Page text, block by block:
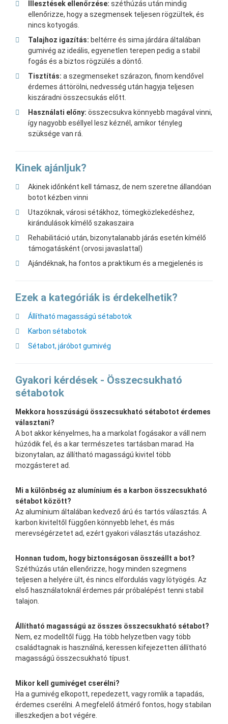
Illesztések ellenőrzése: széthúzás után mindig
ellenőrizze, hogy a szegmensek teljesen rögzültek, és
nincs kotyogás.
Talajhoz igazítás: beltérre és sima járdára általában
gumivég az ideális, egyenetlen terepen pedig a stabil
fogás és a biztos rögzülés a döntő.
Tisztítás: a szegmenseket szárazon, finom kendővel
érdemes áttörölni, nedvesség után hagyja teljesen
kiszáradni összecsukás előtt.
Használati előny: összecsukva könnyebb magával vinni,
így nagyobb eséllyel lesz kéznél, amikor tényleg
szüksége van rá.
Kinek ajánljuk?
Akinek időnként kell támasz, de nem szeretne állandóan
botot kézben vinni
Utazóknak, városi sétákhoz, tömegközlekedéshez,
kirándulások kímélő szakaszaira
Rehabilitáció után, bizonytalanabb járás esetén kímélő
támogatásként (orvosi javaslattal)
Ajándéknak, ha fontos a praktikum és a megjelenés is
Ezek a kategóriák is érdekelhetik?
Állítható magasságú sétabotok
Karbon sétabotok
Sétabot, járóbot gumivég
Gyakori kérdések - Összecsukható
sétabotok
Mekkora hosszúságú összecsukható sétabotot érdemes
választani?
A bot akkor kényelmes, ha a markolat fogásakor a váll nem
húzódik fel, és a kar természetes tartásban marad. Ha
bizonytalan, az állítható magasságú kivitel több
mozgásteret ad.
Mi a különbség az alumínium és a karbon összecsukható
sétabot között?
Az alumínium általában kedvező árú és tartós választás. A
karbon kiviteltől függően könnyebb lehet, és más
merevségérzetet ad, ezért gyakori választás utazáshoz.
Honnan tudom, hogy biztonságosan összeállt a bot?
Széthúzás után ellenőrizze, hogy minden szegmens
teljesen a helyére ült, és nincs elfordulás vagy lötyögés. Az
első használatoknál érdemes pár próbalépést tenni stabil
talajon.
Állítható magasságú az összes összecsukható sétabot?
Nem, ez modelltől függ. Ha több helyzetben vagy több
családtagnak is használná, keressen kifejezetten állítható
magasságú összecsukható típust.
Mikor kell gumivéget cserélni?
Ha a gumivég elkopott, repedezett, vagy romlik a tapadás,
érdemes cserélni. A megfelelő átmérő fontos, hogy stabilan
illeszkedjen a bot végére.